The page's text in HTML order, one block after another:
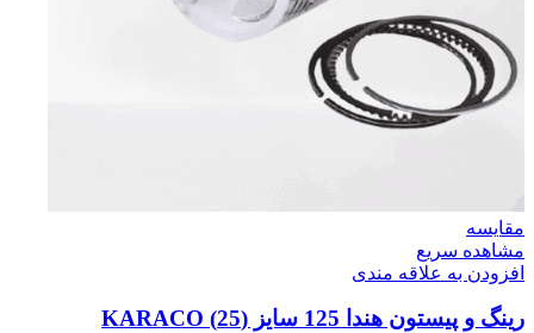
مقایسه
مشاهده سریع
افزودن به علاقه مندی
رینگ و پیستون هندا 125 سایز (25) KARACO